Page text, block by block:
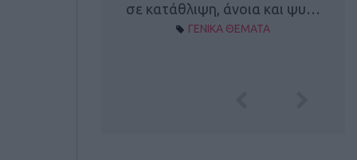
σε κατάθλιψη, άνοια και ψυ…
ΓΕΝΙΚΑ ΘΕΜΑΤΑ